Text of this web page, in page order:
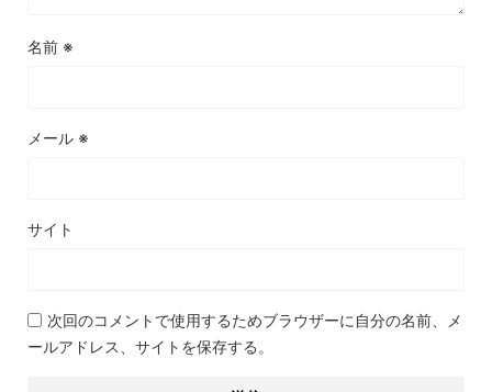
名前 ※
メール ※
サイト
次回のコメントで使用するためブラウザーに自分の名前、メ
ールアドレス、サイトを保存する。